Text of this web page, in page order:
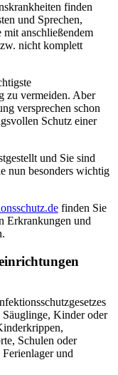
finden
und Sprechen,
anschließendem
nicht komplett
zu vermeiden. Aber
versprechen schon
Schutz einer
und Sie sind
nun besonders wichtig
finden Sie
Erkrankungen und
Kinder oder
Schulen oder
und